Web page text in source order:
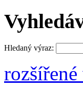
Hledaný výraz: